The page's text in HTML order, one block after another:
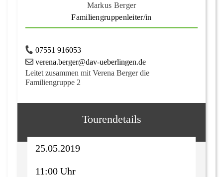
Markus Berger
Familiengruppenleiter/in
07551 916053
verena.berger@dav-ueberlingen.de
Leitet zusammen mit Verena Berger die
Familiengruppe 2
Tourendetails
25.05.2019
11:00 Uhr